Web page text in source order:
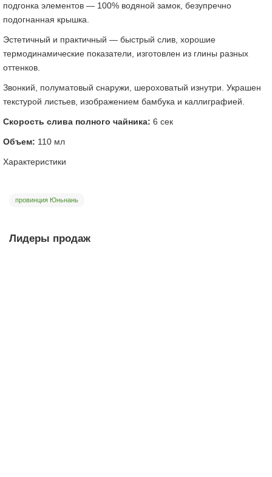
подгонка элементов — 100% водяной замок, безупречно
подогнанная крышка.
Эстетичный и практичный — быстрый слив, хорошие
термодинамические показатели, изготовлен из глины разных
оттенков.
Звонкий, полуматовый снаружи, шероховатый изнутри. Украшен
текстурой листьев, изображением бамбука и каллиграфией.
Скорость слива полного чайника: 6 сек
Объем: 110 мл
Характеристики
провинция Юньнань
Лидеры продаж